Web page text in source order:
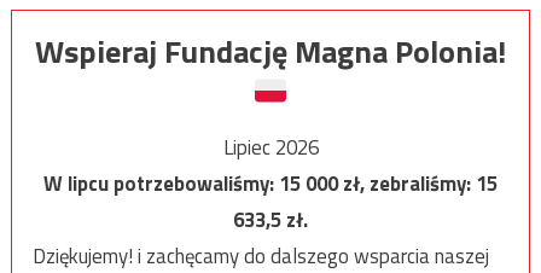
Wspieraj Fundację Magna Polonia!
Lipiec 2026
W lipcu potrzebowaliśmy:15 000zł, zebraliśmy:15
633,5zł.
Dziękujemy! i zachęcamy do dalszego wsparcia naszej